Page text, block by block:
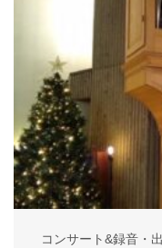
コンサート&録音・